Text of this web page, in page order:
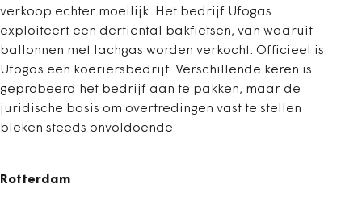
verkoop echter moeilijk. Het bedrijf Ufogas
exploiteert een dertiental bakfietsen, van waaruit
ballonnen met lachgas worden verkocht. Officieel is
Ufogas een koeriersbedrijf. Verschillende keren is
geprobeerd het bedrijf aan te pakken, maar de
juridische basis om overtredingen vast te stellen
bleken steeds onvoldoende.
Rotterdam